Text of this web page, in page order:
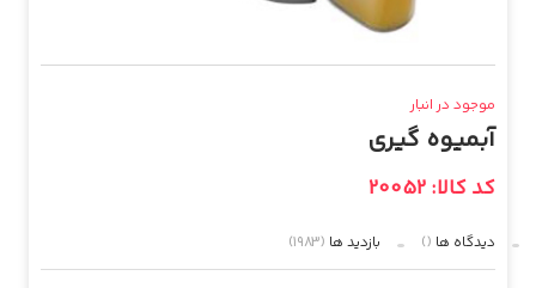
موجود در انبار
آبمیوه گیری
کد کالا: 20052
دیدگاه ها () بازدید ها (1983)